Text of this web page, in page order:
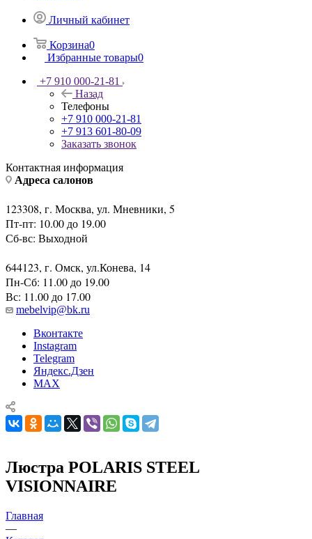
Личный кабинет
Корзина0
Избранные товары0
+7 910 000-21-81
Назад
Телефоны
+7 910 000-21-81
+7 913 601-80-09
Заказать звонок
Контактная информация
Адреса салонов
123308, г. Москва, ул. Мневники, 5
Пт-пт: 10.00 до 19.00
Сб-вс: Выходной
644123, г. Омск, ул.Конева, 14
Пн-Сб: 11.00 до 19.00
Вс: 11.00 до 17.00
mebelvip@bk.ru
Вконтакте
Instagram
Telegram
Яндекс.Дзен
MAX
Люстра POLARIS STEEL
VISIONNAIRE
Главная
—